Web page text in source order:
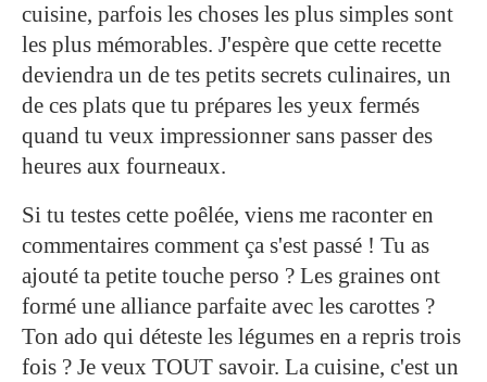
cuisine, parfois les choses les plus simples sont
les plus mémorables. J'espère que cette recette
deviendra un de tes petits secrets culinaires, un
de ces plats que tu prépares les yeux fermés
quand tu veux impressionner sans passer des
heures aux fourneaux.
Si tu testes cette poêlée, viens me raconter en
commentaires comment ça s'est passé ! Tu as
ajouté ta petite touche perso ? Les graines ont
formé une alliance parfaite avec les carottes ?
Ton ado qui déteste les légumes en a repris trois
fois ? Je veux TOUT savoir. La cuisine, c'est un